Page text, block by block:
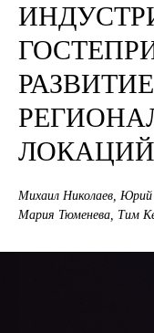
РАЗВИТИЕ
ЛОКАЦИЙ
Михаил Николаев, Юрий
Мария Тюменева, Тим